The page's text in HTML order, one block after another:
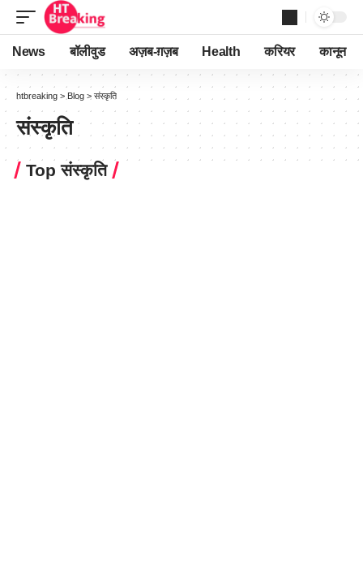
News बॉलीवुड अज़ब-ग़ज़ब Health करियर कानून
htbreaking > Blog > संस्कृति
संस्कृति
Top संस्कृति